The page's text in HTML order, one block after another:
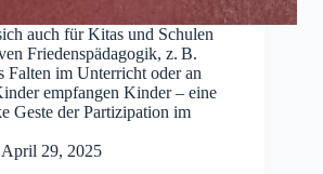
auch für Kitas und Schulen
Friedenspädagogik, z. B.
Falten im Unterricht oder an
empfangen Kinder – eine
Geste der Partizipation im
April 29, 2025